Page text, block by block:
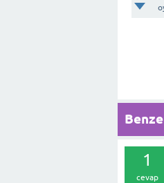
1
cevap